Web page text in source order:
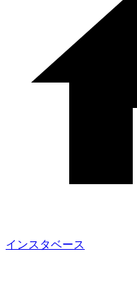
インスタベース